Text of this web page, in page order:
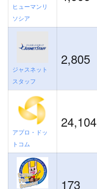
ヒューマンリ
ソシア
ジャスネット
スタッフ
2,805
アプロ・ドッ
トコム
24,104
173